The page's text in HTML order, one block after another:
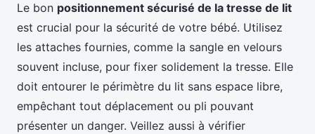
Le bon positionnement sécurisé de la tresse de lit
est crucial pour la sécurité de votre bébé. Utilisez
les attaches fournies, comme la sangle en velours
souvent incluse, pour fixer solidement la tresse. Elle
doit entourer le périmètre du lit sans espace libre,
empêchant tout déplacement ou pli pouvant
présenter un danger. Veillez aussi à vérifier